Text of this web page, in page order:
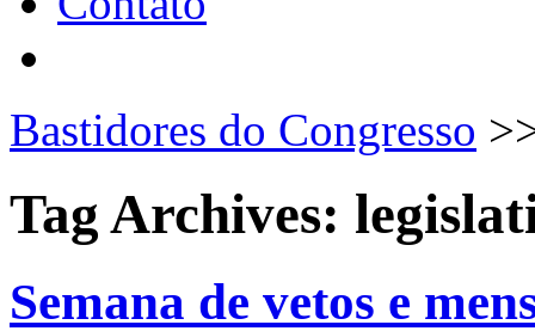
Bastidores do Congresso
Tag Archives:
Semana de vetos e